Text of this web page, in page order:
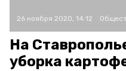
26 ноября 2020, 14:12
На
уборка